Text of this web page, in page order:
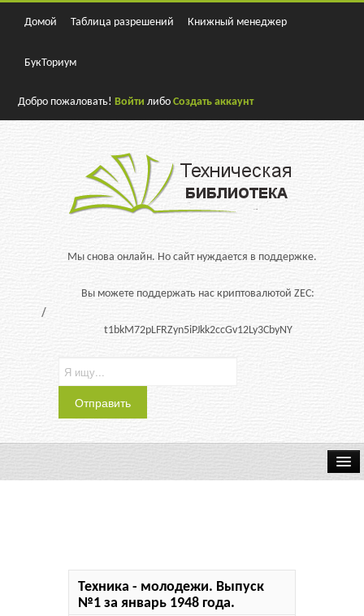
Домой Таблица разрешений Книжный менеджер
БукТориум
Добро пожаловать!Войти либоСоздать аккаунт
Мы снова онлайн. Но сайт нуждается в поддержке.
Вы можете поддержать нас криптовалютой ZEC:
t1bkM72pLFRZyn5iPJkk2ccGv12Ly3CbyNY
Техника - молодежи. Выпуск
№1 за январь 1948 года.